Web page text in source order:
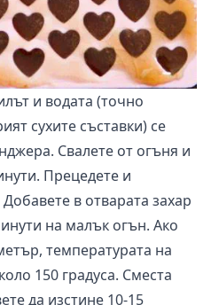
и водата (точно
сухите съставки) се
Свалете от огъня и
Прецедете и
в отварата захар
на малък огън. Ако
температурата на
150 градуса. Сместа
да изстине 10-15